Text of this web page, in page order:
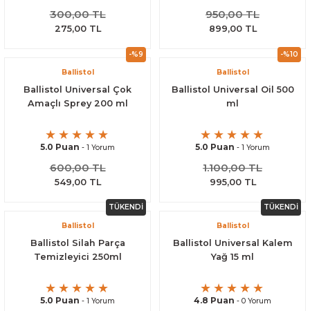
300,00 TL
275,00 TL
950,00 TL
899,00 TL
-%9
Ballistol
Ballistol Universal Çok
Amaçlı Sprey 200 ml
5.0 Puan - 1 Yorum
600,00 TL
549,00 TL
-%10
Ballistol
Ballistol Universal Oil 500
ml
5.0 Puan - 1 Yorum
1.100,00 TL
995,00 TL
TÜKENDİ
Ballistol
Ballistol Silah Parça
Temizleyici 250ml
5.0 Puan - 1 Yorum
TÜKENDİ
Ballistol
Ballistol Universal Kalem
Yağ 15 ml
4.8 Puan - 0 Yorum